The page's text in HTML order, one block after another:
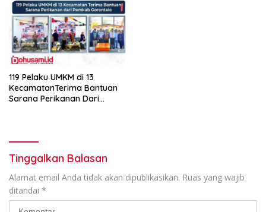
119 Pelaku UMKM di 13
KecamatanTerima Bantuan
Sarana Perikanan Dari
Tinggalkan Balasan
Alamat email Anda tidak akan dipublikasikan. Ruas yang wajib
ditandai *